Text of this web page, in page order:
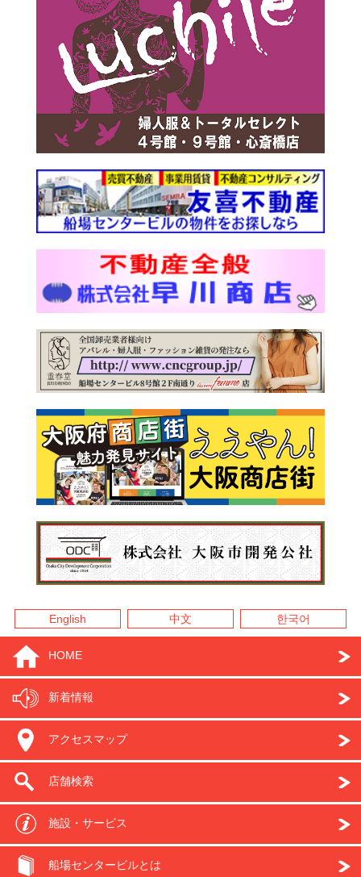
English 中文 한국어
HOME
新着情報
アクセスマップ
店舗検索
施設・サービス
船場センタービルとは